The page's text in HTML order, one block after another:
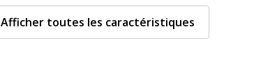
Quantité incluse
Type de cartouche
Afficher toutes les caractéristiques